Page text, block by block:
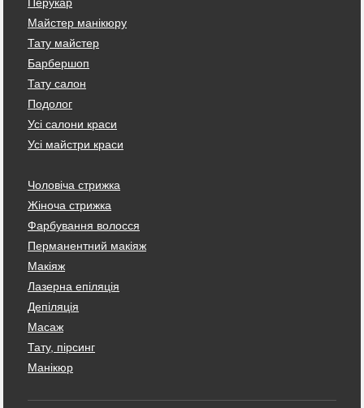
Майстер манікюру
Тату майстер
Барбершоп
Тату салон
Подолог
Усі салони краси
Усі майстри краси
Чоловіча стрижка
Жіноча стрижка
Фарбування волосся
Перманентний макіяж
Макіяж
Лазерна епіляція
Депіляція
Масаж
Тату, пірсинг
Манікюр